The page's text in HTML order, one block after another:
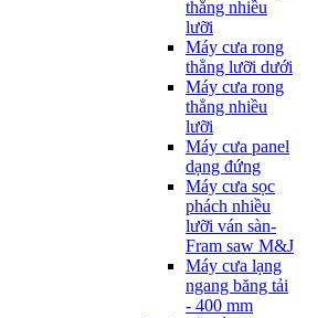
thẳng nhiều
lưỡi
Máy cưa rong
thẳng lưỡi dưới
Máy cưa rong
thẳng nhiều
lưỡi
Máy cưa panel
dạng đứng
Máy cưa sọc
phách nhiều
lưỡi ván sàn-
Fram saw M&J
Máy cưa lạng
ngang băng tải
- 400 mm